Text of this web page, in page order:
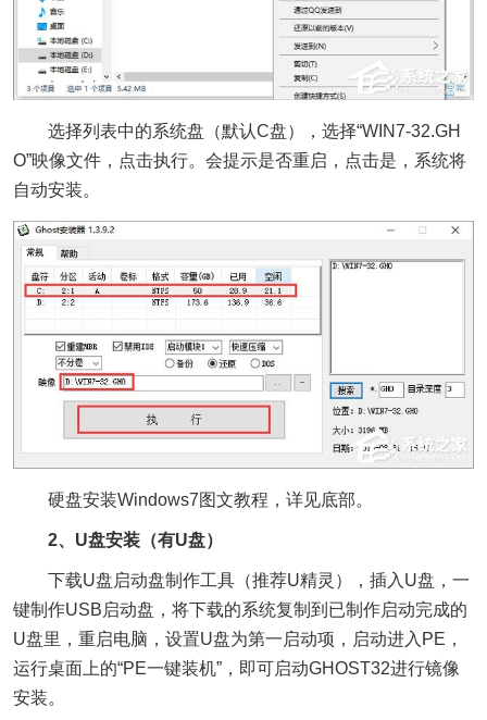
选择列表中的系统盘（默认C盘），选择“WIN7-32.GH
O”映像文件，点击执行。会提示是否重启，点击是，系统将
自动安装。
硬盘安装Windows7图文教程，详见底部。
2、U盘安装（有U盘）
下载U盘启动盘制作工具（推荐U精灵），插入U盘，一
键制作USB启动盘，将下载的系统复制到已制作启动完成的
U盘里，重启电脑，设置U盘为第一启动项，启动进入PE，
运行桌面上的“PE一键装机”，即可启动GHOST32进行镜像
安装。